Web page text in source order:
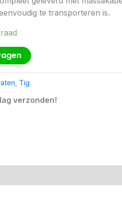
te transporteren is.
Tig
verzonden!